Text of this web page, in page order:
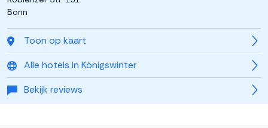
Toon op kaart
Alle hotels in Königswinter
Bekijk reviews
Bonn